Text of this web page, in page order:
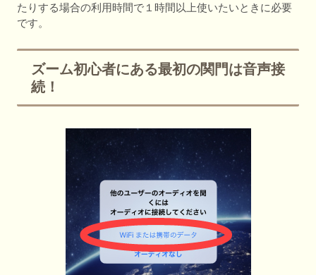
たりする場合の利用時間で１時間以上使いたいときに必要
です。
ズーム初心者にある最初の関門は音声接
続！